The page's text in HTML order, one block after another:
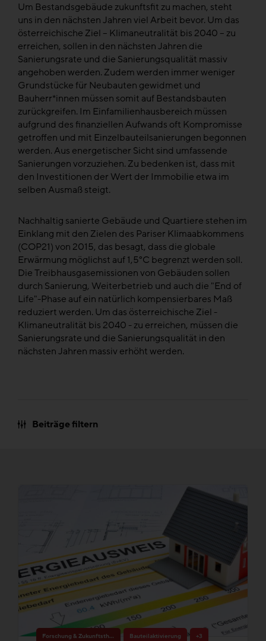
Um Bestandsgebäude zukunftsfit zu machen, steht
uns in den nächsten Jahren viel Arbeit bevor. Um das
österreichische Ziel – Klimaneutralität bis 2040 – zu
erreichen, sollen in den nächsten Jahren die
Sanierungsrate und die Sanierungsqualität massiv
angehoben werden. Zudem werden immer weniger
Grundstücke für Neubauten gewidmet und
Bauherr*innen müssen somit auf Bestandsbauten
zurückgreifen. Im Einfamilienhausbereich müssen
aufgrund des finanziellen Aufwands oft Kompromisse
getroffen und mit Einzelbauteilsanierungen begonnen
werden. Aus energetischer Sicht sind umfassende
Sanierungen vorzuziehen. Zu bedenken ist, dass mit
den Investitionen der Wert der Immobilie etwa im
selben Ausmaß steigt.
Nachhaltig sanierte Gebäude und Quartiere stehen im
Einklang mit den Zielen des Pariser Klimaabkommens
(COP21) von 2015, das besagt, dass die globale
Erwärmung möglichst auf 1,5°C begrenzt werden soll.
Die Treibhausgasemissionen von Gebäuden sollen
durch Sanierung, Weiterbetrieb und auch die "End of
Life"-Phase auf ein natürlich kompensierbares Maß
reduziert werden. Um das österreichische Ziel -
Klimaneutralität bis 2040 - zu erreichen, müssen die
Sanierungsrate und die Sanierungsqualität in den
nächsten Jahren massiv erhöht werden.
Beiträge filtern
Forschung & Zukunftsthemen Bauteilaktivierung +3